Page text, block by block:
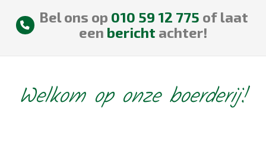
Bel ons op 010 59 12 775 of laat
een bericht achter!
Welkom op onze boerderij!